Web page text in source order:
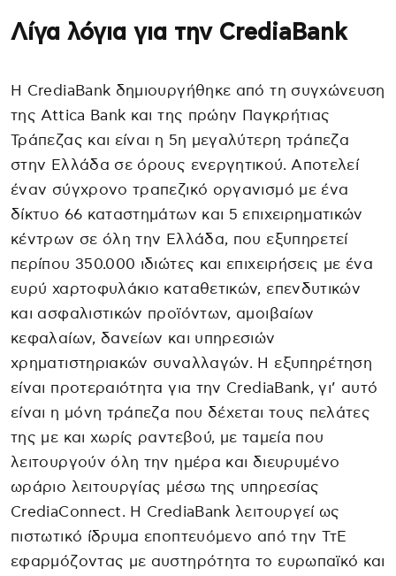
Λίγα λόγια για την CrediaBank
Η CrediaBank δημιουργήθηκε από τη συγχώνευση
της Attica Bank και της πρώην Παγκρήτιας
Τράπεζας και είναι η 5η μεγαλύτερη τράπεζα
στην Ελλάδα σε όρους ενεργητικού. Αποτελεί
έναν σύγχρονο τραπεζικό οργανισμό με ένα
δίκτυο 66 καταστημάτων και 5 επιχειρηματικών
κέντρων σε όλη την Ελλάδα, που εξυπηρετεί
περίπου 350.000 ιδιώτες και επιχειρήσεις με ένα
ευρύ χαρτοφυλάκιο καταθετικών, επενδυτικών
και ασφαλιστικών προϊόντων, αμοιβαίων
κεφαλαίων, δανείων και υπηρεσιών
χρηματιστηριακών συναλλαγών. Η εξυπηρέτηση
είναι προτεραιότητα για την CrediaBank, γι’ αυτό
είναι η μόνη τράπεζα που δέχεται τους πελάτες
της με και χωρίς ραντεβού, με ταμεία που
λειτουργούν όλη την ημέρα και διευρυμένο
ωράριο λειτουργίας μέσω της υπηρεσίας
CrediaConnect. Η CrediaBank λειτουργεί ως
πιστωτικό ίδρυμα εποπτευόμενο από την ΤτΕ
εφαρμόζοντας με αυστηρότητα το ευρωπαϊκό και